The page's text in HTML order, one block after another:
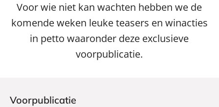
Voor wie niet kan wachten hebben we de
komende weken leuke teasers en winacties
in petto waaronder deze exclusieve
voorpublicatie.
Voorpublicatie